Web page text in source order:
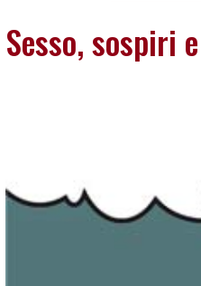
Sesso, sospiri